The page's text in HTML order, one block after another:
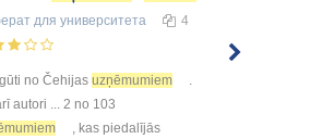
для университета 4
no Čehijas uzņēmumiem
.
autori ... 2 no 103
, kas piedalījās